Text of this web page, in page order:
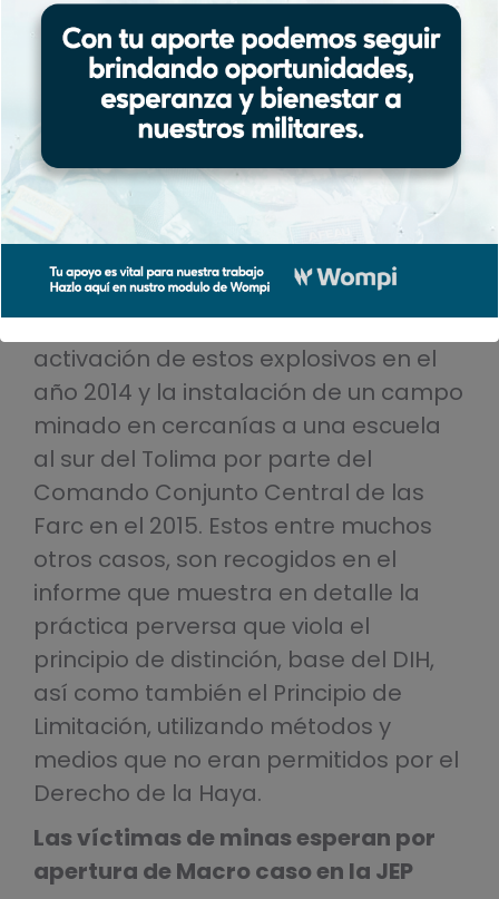
afectación a la población civil por la
utilización de estos artefactos ilícitos,
resaltando casos emblemáticos
como la activación de un campo
minado en el Caquetá por parte de la
temida Columna Móvil Teófilo Forero
al paso de una comisión del ICBF en
el 2008, asesinando con ello a dos
civiles. Igualmente, el asesinato de
dos menores en Nariño, por la
activación de estos explosivos en el
año 2014 y la instalación de un campo
minado en cercanías a una escuela
al sur del Tolima por parte del
Comando Conjunto Central de las
Farc en el 2015. Estos entre muchos
otros casos, son recogidos en el
informe que muestra en detalle la
práctica perversa que viola el
principio de distinción, base del DIH,
así como también el Principio de
Limitación, utilizando métodos y
medios que no eran permitidos por el
Derecho de la Haya.
Las víctimas de minas esperan por
apertura de Macro caso en la JEP